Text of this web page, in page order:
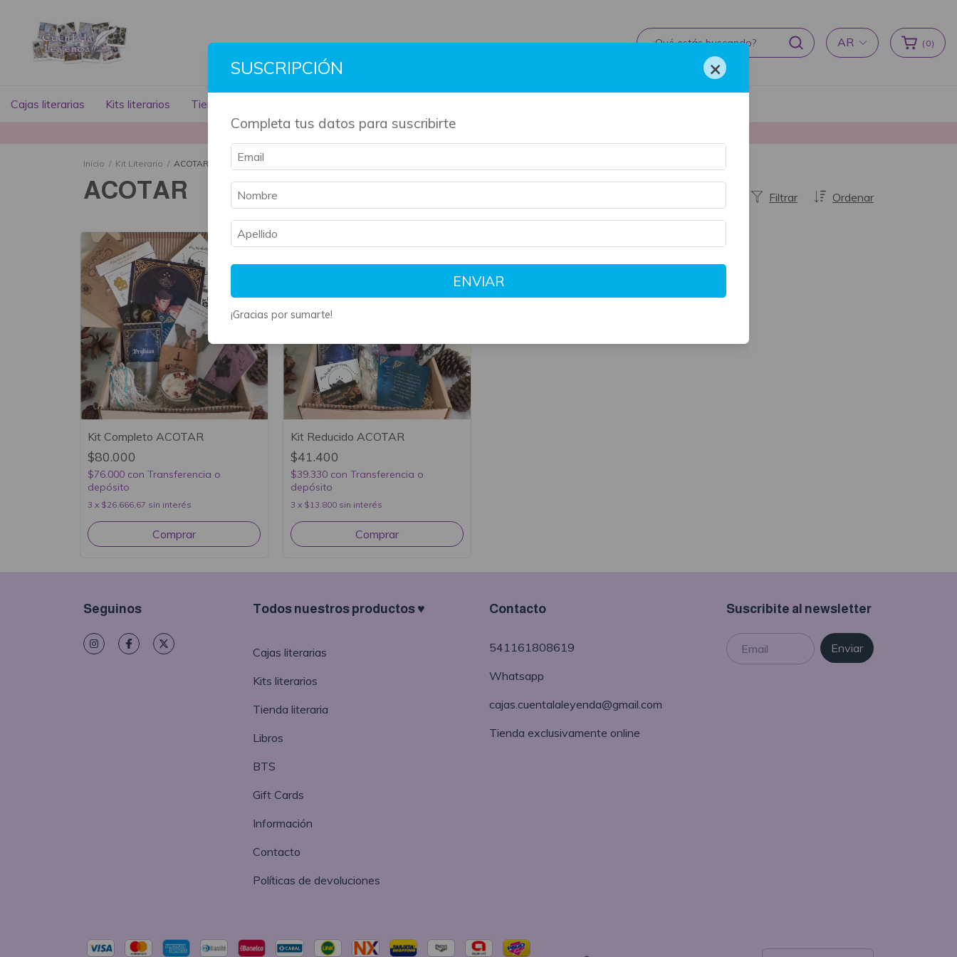
La mayoría de nuestros productos son artesanales y tienen su tiempo de producción ♥
AR ( 0)
Cajas literarias Kits literarios Tienda literaria
Inicio / Kit Literario / ACOTAR
ACOTAR Ordenar
Filtrar
Kit Completo ACOTAR
$80.000
$76.000 con Transferencia o
depósito
3 x $26.666,67 sin interés
Kit Reducido ACOTAR
$41.400
$39.330 con Transferencia o
depósito
3 x $13.800 sin interés
Seguinos Todos nuestros productos ♥
Cajas literarias
Kits literarios
Tienda literaria
Libros
BTS
Gift Cards
Información
Contacto
Políticas de devoluciones
Contacto
541161808619
Whatsapp
cajas.cuentalaleyenda@gmail.com
Tienda exclusivamente online
Suscribite al newsletter
SUSCRIPCIÓN ×
Completa tus datos para suscribirte
ENVIAR
¡Gracias por sumarte!